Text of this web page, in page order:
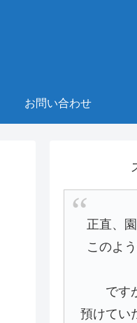
お問い合わせ
正直、
このよ
です
預けてい